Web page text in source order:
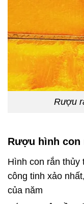
Rượu
Rượu hình con
Hình con rắn thủy
công tinh xảo
của năm